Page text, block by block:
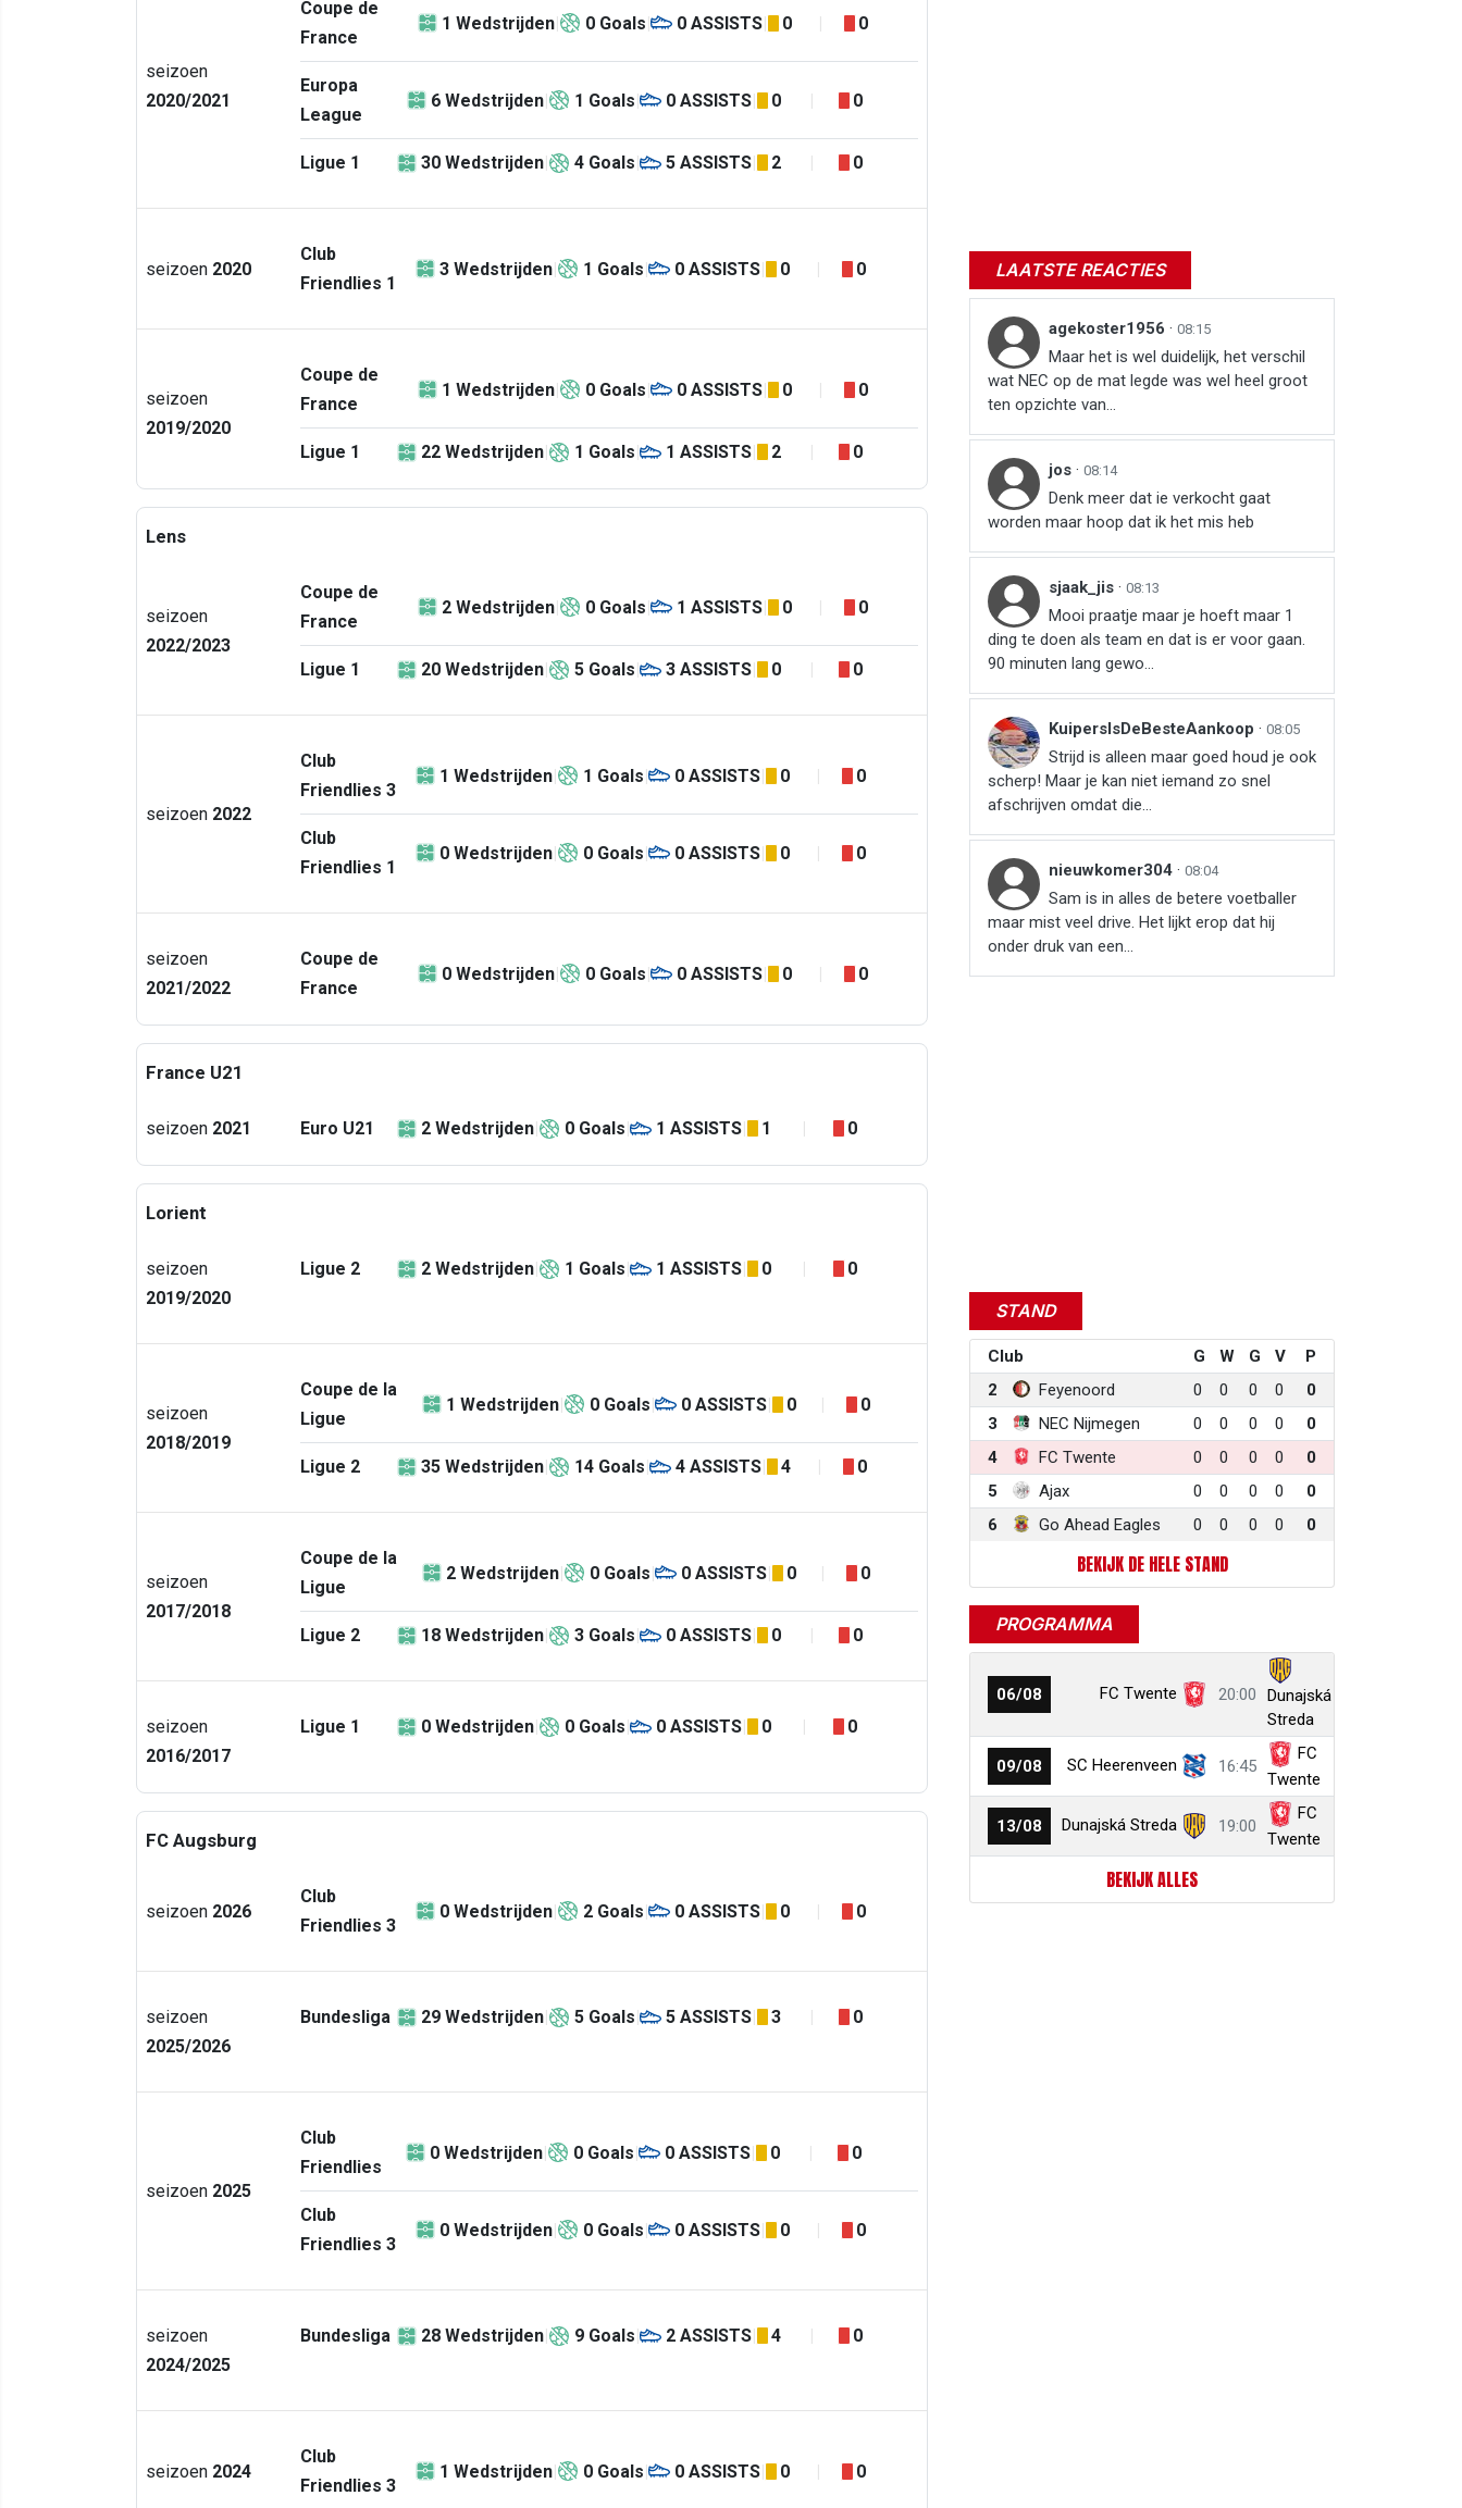
seizoen
2020/2021
Coupe de
France
1 Wedstrijden 0 Goals 0 ASSISTS 0 0
Europa
League
6 Wedstrijden 1 Goals 0 ASSISTS 0 0
Ligue 1 30 Wedstrijden 4 Goals 5 ASSISTS 2 0
seizoen 2020
Club
Friendlies 1
3 Wedstrijden 1 Goals 0 ASSISTS 0 0
seizoen
2019/2020
Coupe de
France
1 Wedstrijden 0 Goals 0 ASSISTS 0 0
Ligue 1 22 Wedstrijden 1 Goals 1 ASSISTS 2 0
Lens
seizoen
2022/2023
Coupe de
France
2 Wedstrijden 0 Goals 1 ASSISTS 0 0
Ligue 1 20 Wedstrijden 5 Goals 3 ASSISTS 0 0
seizoen 2022
Club
Friendlies 3
1 Wedstrijden 1 Goals 0 ASSISTS 0 0
Club
Friendlies 1
0 Wedstrijden 0 Goals 0 ASSISTS 0 0
seizoen
2021/2022
Coupe de
France
0 Wedstrijden 0 Goals 0 ASSISTS 0 0
France U21
seizoen 2021 Euro U21 2 Wedstrijden 0 Goals 1 ASSISTS 1 0
Lorient
seizoen
2019/2020
Ligue 2 2 Wedstrijden 1 Goals 1 ASSISTS 0 0
seizoen
2018/2019
Coupe de la
Ligue
1 Wedstrijden 0 Goals 0 ASSISTS 0 0
Ligue 2 35 Wedstrijden 14 Goals 4 ASSISTS 4 0
seizoen
2017/2018
Coupe de la
Ligue
2 Wedstrijden 0 Goals 0 ASSISTS 0 0
Ligue 2 18 Wedstrijden 3 Goals 0 ASSISTS 0 0
seizoen
2016/2017
Ligue 1 0 Wedstrijden 0 Goals 0 ASSISTS 0 0
FC Augsburg
seizoen 2026
Club
Friendlies 3
0 Wedstrijden 2 Goals 0 ASSISTS 0 0
seizoen
2025/2026
Bundesliga 29 Wedstrijden 5 Goals 5 ASSISTS 3 0
seizoen 2025
Club
Friendlies
0 Wedstrijden 0 Goals 0 ASSISTS 0 0
Club
Friendlies 3
0 Wedstrijden 0 Goals 0 ASSISTS 0 0
seizoen
2024/2025
Bundesliga 28 Wedstrijden 9 Goals 2 ASSISTS 4 0
seizoen 2024
Club
Friendlies 3
1 Wedstrijden 0 Goals 0 ASSISTS 0 0
LAATSTE REACTIES
agekoster1956 · 08:15
Maar het is wel duidelijk, het verschil
wat NEC op de mat legde was wel heel groot
ten opzichte van...
jos · 08:14
Denk meer dat ie verkocht gaat
worden maar hoop dat ik het mis heb
sjaak_jis · 08:13
Mooi praatje maar je hoeft maar 1
ding te doen als team en dat is er voor gaan.
90 minuten lang gewo...
KuipersIsDeBesteAankoop · 08:05
Strijd is alleen maar goed houd je ook
scherp! Maar je kan niet iemand zo snel
afschrijven omdat die...
nieuwkomer304 · 08:04
Sam is in alles de betere voetballer
maar mist veel drive. Het lijkt erop dat hij
onder druk van een...
STAND
Club G W G V
P
2
Feyenoord 0 0 0 0
0
3
NEC Nijmegen 0 0 0 0
0
4
FC Twente 0 0 0 0
0
5
Ajax 0 0 0 0
0
6
Go Ahead Eagles 0 0 0 0 0
BEKIJK DE HELE STAND
PROGRAMMA
06/08 FC Twente 20:00
Dunajská
Streda
09/08 SC Heerenveen 16:45
FC
Twente
13/08 Dunajská Streda 19:00
FC
Twente
BEKIJK ALLES